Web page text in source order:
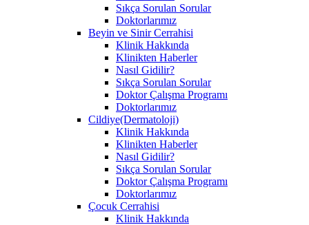
Sıkça Sorulan Sorular
Doktorlarımız
Beyin ve Sinir Cerrahisi
Klinik Hakkında
Klinikten Haberler
Nasıl Gidilir?
Sıkça Sorulan Sorular
Doktor Çalışma Programı
Doktorlarımız
Cildiye(Dermatoloji)
Klinik Hakkında
Klinikten Haberler
Nasıl Gidilir?
Sıkça Sorulan Sorular
Doktor Çalışma Programı
Doktorlarımız
Çocuk Cerrahisi
Klinik Hakkında